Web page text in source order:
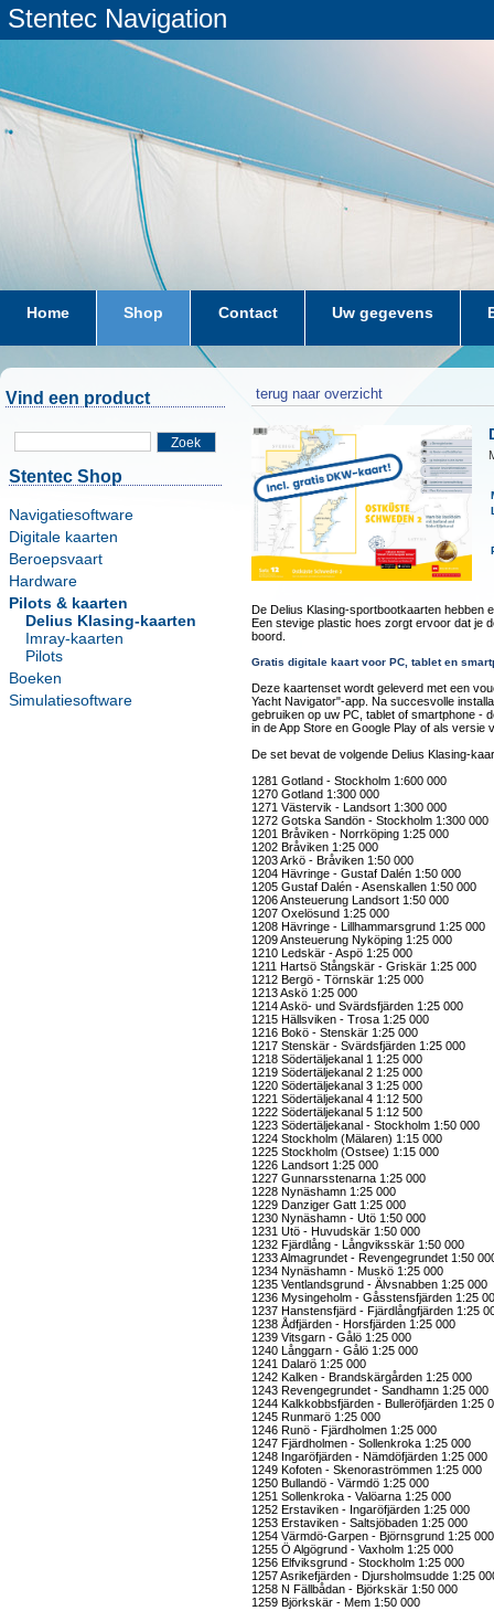
Stentec Navigation
Home Shop Contact Uw gegevens
Vind een product
Zoek
Stentec Shop
Navigatiesoftware
Digitale kaarten
Beroepsvaart
Hardware
Pilots & kaarten
Delius Klasing-kaarten
Imray-kaarten
Pilots
Boeken
Simulatiesoftware
terug naar overzicht
De Delius Klasing-sportbootkaarten hebben
Een stevige plastic hoes zorgt ervoor dat je
boord.
Gratis digitale kaart voor PC, tablet en
Deze kaartenset wordt geleverd met een
Yacht Navigator"-app. Na succesvolle
gebruiken op uw PC, tablet of smartphone -
in de App Store en Google Play of als versie
De set bevat de volgende Delius Klasing-
1281 Gotland - Stockholm 1:600 000
1270 Gotland 1:300 000
1271 Västervik - Landsort 1:300 000
1272 Gotska Sandön - Stockholm 1:300 000
1201 Bråviken - Norrköping 1:25 000
1202 Bråviken 1:25 000
1203 Arkö - Bråviken 1:50 000
1204 Hävringe - Gustaf Dalén 1:50 000
1205 Gustaf Dalén - Asenskallen 1:50 000
1206 Ansteuerung Landsort 1:50 000
1207 Oxelösund 1:25 000
1208 Hävringe - Lillhammarsgrund 1:25 000
1209 Ansteuerung Nyköping 1:25 000
1210 Ledskär - Aspö 1:25 000
1211 Hartsö Stångskär - Griskär 1:25 000
1212 Bergö - Törnskär 1:25 000
1213 Askö 1:25 000
1214 Askö- und Svärdsfjärden 1:25 000
1215 Hällsviken - Trosa 1:25 000
1216 Bokö - Stenskär 1:25 000
1217 Stenskär - Svärdsfjärden 1:25 000
1218 Södertäljekanal 1 1:25 000
1219 Södertäljekanal 2 1:25 000
1220 Södertäljekanal 3 1:25 000
1221 Södertäljekanal 4 1:12 500
1222 Södertäljekanal 5 1:12 500
1223 Södertäljekanal - Stockholm 1:50 000
1224 Stockholm (Mälaren) 1:15 000
1225 Stockholm (Ostsee) 1:15 000
1226 Landsort 1:25 000
1227 Gunnarsstenarna 1:25 000
1228 Nynäshamn 1:25 000
1229 Danziger Gatt 1:25 000
1230 Nynäshamn - Utö 1:50 000
1231 Utö - Huvudskär 1:50 000
1232 Fjärdlång - Långviksskär 1:50 000
1233 Almagrundet - Revengegrundet 1:50
1234 Nynäshamn - Muskö 1:25 000
1235 Ventlandsgrund - Älvsnabben 1:25 000
1236 Mysingeholm - Gåsstensfjärden 1:25
1237 Hanstensfjärd - Fjärdlångfjärden 1:25
1238 Ådfjärden - Horsfjärden 1:25 000
1239 Vitsgarn - Gålö 1:25 000
1240 Långgarn - Gålö 1:25 000
1241 Dalarö 1:25 000
1242 Kalken - Brandskärgården 1:25 000
1243 Revengegrundet - Sandhamn 1:25 000
1244 Kalkkobbsfjärden - Bulleröfjärden 1:25
1245 Runmarö 1:25 000
1246 Runö - Fjärdholmen 1:25 000
1247 Fjärdholmen - Sollenkroka 1:25 000
1248 Ingaröfjärden - Nämdöfjärden 1:25 000
1249 Kofoten - Skenoraströmmen 1:25 000
1250 Bullandö - Värmdö 1:25 000
1251 Sollenkroka - Valöarna 1:25 000
1252 Erstaviken - Ingaröfjärden 1:25 000
1253 Erstaviken - Saltsjöbaden 1:25 000
1254 Värmdö-Garpen - Björnsgrund 1:25 000
1255 Ö Algögrund - Vaxholm 1:25 000
1256 Elfviksgrund - Stockholm 1:25 000
1257 Asrikefjärden - Djursholmsudde 1:25
1258 N Fällbådan - Björkskär 1:50 000
1259 Björkskär - Mem 1:50 000